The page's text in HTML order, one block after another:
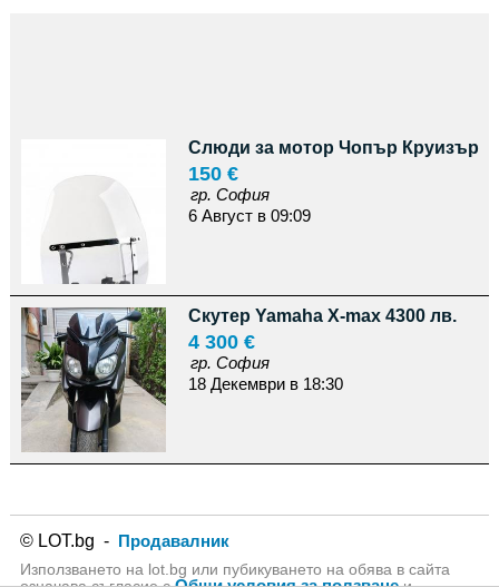
Слюди за мотор Чопър Круизър
150 €
гр. София
6 Август в 09:09
Скутер Yamaha X-max 4300 лв.
4 300 €
гр. София
18 Декември в 18:30
© LOT.bg - Продавалник
Използването на lot.bg или пубикуването на обява в сайта